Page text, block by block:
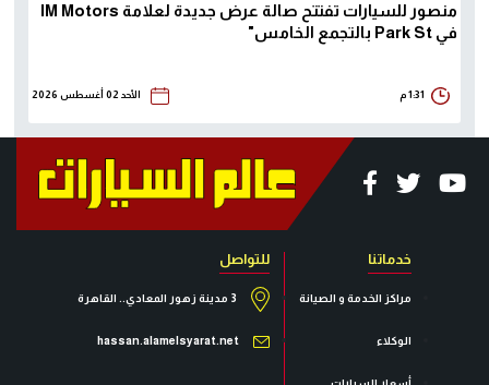
منصور للسيارات تفتتح صالة عرض جديدة لعلامة IM Motors
في Park St بالتجمع الخامس"
1:31 م الأحد 02 أغسطس 2026
خدماتنا
مراكز الخدمة و الصيانة
الوكلاء
للتواصل
3 مدينة زهور المعادي.. القاهرة
hassan.alamelsyarat.net